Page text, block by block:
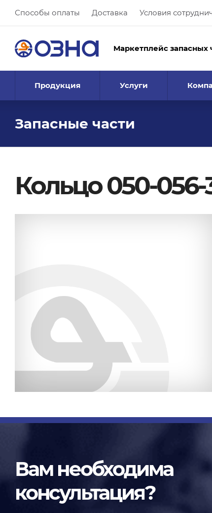
Способы оплаты Доставка Условия
Маркетплейс запасных
Продукция Услуги
Запасные части
Кольцо 050-056-
Вам необходима
консультация?